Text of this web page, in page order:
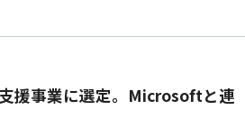
援事業に選定。Microsoftと連